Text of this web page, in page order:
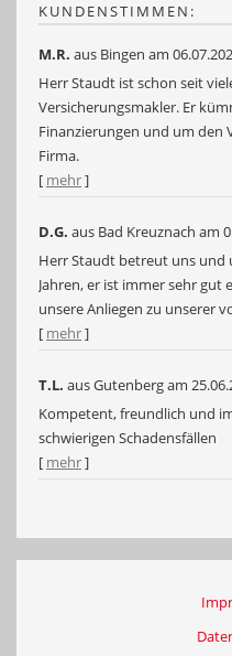
KUNDENSTIMMEN:
M.R. aus Bingen am
Herr Staudt ist schon seit
Versicherungsmakler. Er
Finanzierungen und um den
Firma.
[ mehr]
D.G. aus Bad Kreuznach am
Herr Staudt betreut uns und
Jahren, er ist immer sehr
unsere Anliegen zu unserer
[ mehr]
T.L. aus Gutenbergam
Kompetent, freundlich und
schwierigen Schadensfällen
[ mehr]